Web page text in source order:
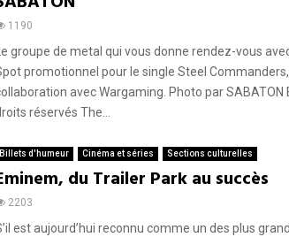
1190
groupe de metal qui vous donne rendez-vous avec
promotionnel pour le single Steel
avec Wargaming. Photo par SABATON
réservés The...
Billets d'humeur Cinéma et séries Sections culturelles
du Trailer Park au succès
2203
est aujourd’hui reconnu comme un des plus